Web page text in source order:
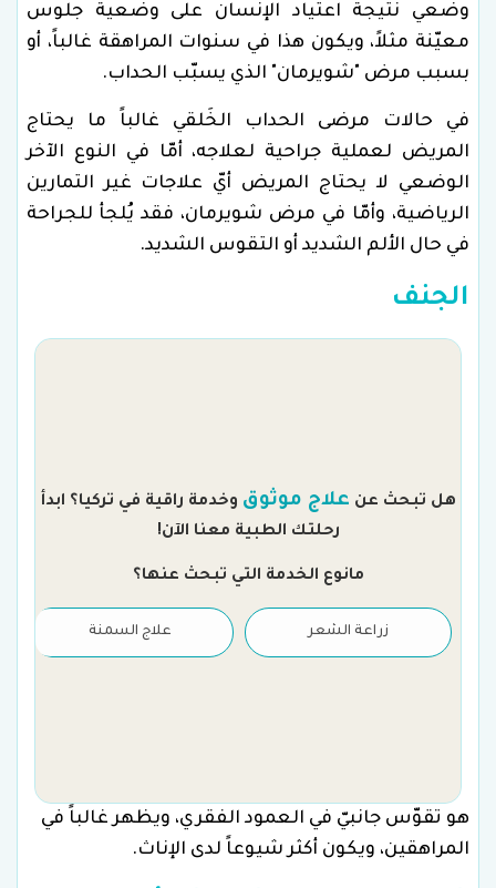
وضعي نتيجة اعتياد الإنسان على وضعية جلوس
معيّنة مثلاً، ويكون هذا في سنوات المراهقة غالباً، أو
بسبب مرض "شويرمان" الذي يسبّب الحداب.
في حالات مرضى الحداب الخَلقي غالباً ما يحتاج
المريض لعملية جراحية لعلاجه، أمّا في النوع الآخر
الوضعي لا يحتاج المريض أيّ علاجات غير التمارين
الرياضية، وأمّا في مرض شويرمان، فقد يُلجأ للجراحة
في حال الألم الشديد أو التقوس الشديد.
الجنف
هل تبحث عن علاج موثوق وخدمة راقية في تركيا؟ ابدأ
رحلتك الطبية معنا الآن!
مانوع الخدمة التي تبحث عنها؟
زراعة الشعر علاج السمنة
هو تقوّس جانبيّ في العمود الفقري، ويظهر غالباً في
المراهقين، ويكون أكثر شيوعاً لدى الإناث.